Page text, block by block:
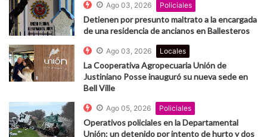
Ago 03, 2026 Policiales
Detienen por presunto maltrato a la encargada
de una residencia de ancianos en Ballesteros
Ago 03, 2026 Locales
La Cooperativa Agropecuaria Unión de
Justiniano Posse inauguró su nueva sede en
Bell Ville
Ago 05, 2026 Policiales
Operativos policiales en la Departamental
Unión: un detenido por intento de hurto y dos